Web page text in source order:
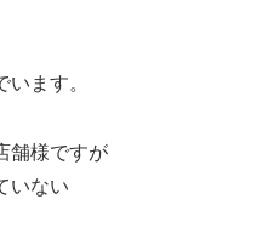
ます。
舗様ですが
いない